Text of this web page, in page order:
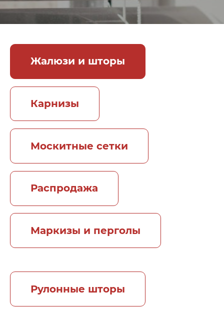
Жалюзи и шторы
Карнизы
Москитные сетки
Распродажа
Маркизы и перголы
Рулонные шторы